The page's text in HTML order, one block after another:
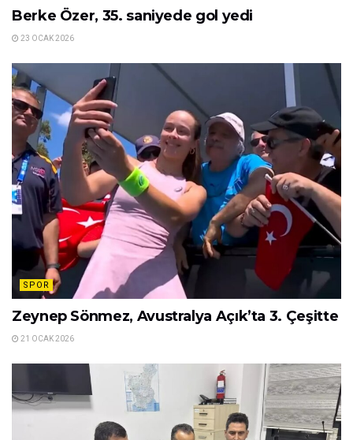
Berke Özer, 35. saniyede gol yedi
23 OCAK 2026
SPOR
Zeynep Sönmez, Avustralya Açık’ta 3. Çeşitte
21 OCAK 2026